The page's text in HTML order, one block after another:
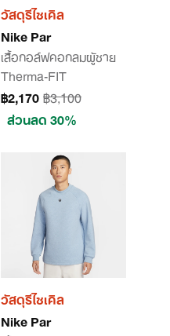
วัสดุรีไซเคิล
Nike Par
เสื้อกอล์ฟคอกลมผู้ชาย
Therma-FIT
฿2,170฿3,100
ส่วนลด 30%
วัสดุรีไซเคิล
Nike Par